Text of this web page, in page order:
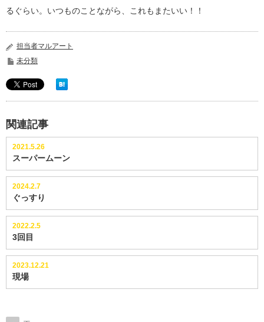
るぐらい。いつものことながら、これもまたいい！！
担当者マルアート
未分類
関連記事
2021.5.26
スーパームーン
2024.2.7
ぐっすり
2022.2.5
3回目
2023.12.21
現場